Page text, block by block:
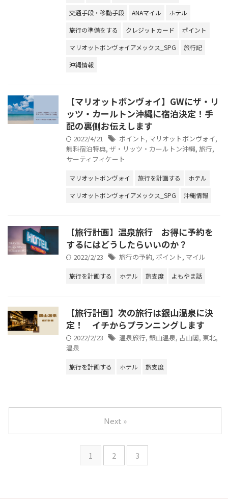
交通手段・移動手段
ANAマイル
ホテル
旅行の準備をする
クレジットカード
ポイント
マリオットボンヴォイアメックス_SPG
旅行記
沖縄情報
【マリオットボンヴォイ】GWにザ・リ
ッツ・カールトン沖縄に宿泊決定！手
配の裏側お伝えします
2022/4/21 ポイント, マリオットボンヴォイ,
無料宿泊特典, ザ・リッツ・カールトン沖縄, 旅行,
サーティフィケート
マリオットボンヴォイ 旅行を計画する
ホテル
マリオットボンヴォイアメックス_SPG
沖縄情報
【旅行計画】温泉旅行 お得に予約を
するにはどうしたらいいのか？
2022/2/23 旅行の予約, ポイント, マイル
旅行を計画する ホテル 旅支度 よもやま話
【旅行計画】次の旅行は銀山温泉に決
定！ イチからプランニングします
2022/2/23 温泉旅行, 銀山温泉, 古山閣, 東北,
温泉
旅行を計画する ホテル 旅支度
1 2 3
Next »